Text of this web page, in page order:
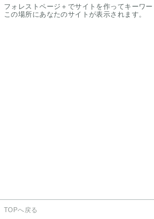
フォレストページ＋でサイトを作ってキーワー
この場所にあなたのサイトが表示されます。
TOPへ戻る